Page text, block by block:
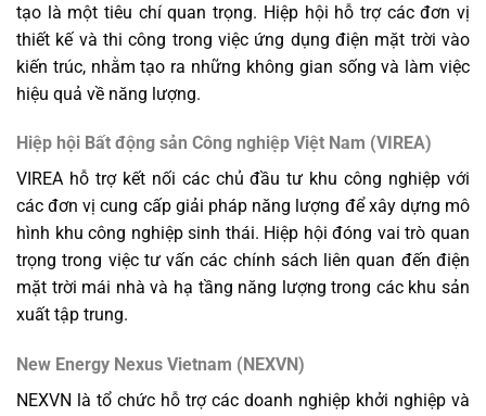
tạo là một tiêu chí quan trọng. Hiệp hội hỗ trợ các đơn vị
thiết kế và thi công trong việc ứng dụng điện mặt trời vào
kiến trúc, nhằm tạo ra những không gian sống và làm việc
hiệu quả về năng lượng.
Hiệp hội Bất động sản Công nghiệp Việt Nam (VIREA)
VIREA hỗ trợ kết nối các chủ đầu tư khu công nghiệp với
các đơn vị cung cấp giải pháp năng lượng để xây dựng mô
hình khu công nghiệp sinh thái. Hiệp hội đóng vai trò quan
trọng trong việc tư vấn các chính sách liên quan đến điện
mặt trời mái nhà và hạ tầng năng lượng trong các khu sản
xuất tập trung.
New Energy Nexus Vietnam (NEXVN)
NEXVN là tổ chức hỗ trợ các doanh nghiệp khởi nghiệp và